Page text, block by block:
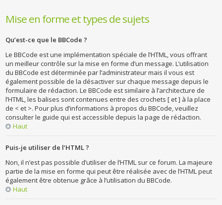
Mise en forme et types de sujets
Qu’est-ce que le BBCode ?
Le BBCode est une implémentation spéciale de l’HTML, vous offrant
un meilleur contrôle sur la mise en forme d’un message. L’utilisation
du BBCode est déterminée par l’administrateur mais il vous est
également possible de la désactiver sur chaque message depuis le
formulaire de rédaction. Le BBCode est similaire à l’architecture de
l’HTML, les balises sont contenues entre des crochets [ et ] à la place
de < et >. Pour plus d’informations à propos du BBCode, veuillez
consulter le guide qui est accessible depuis la page de rédaction.
Haut
Puis-je utiliser de l’HTML ?
Non, il n’est pas possible d’utiliser de l’HTML sur ce forum. La majeure
partie de la mise en forme qui peut être réalisée avec de l’HTML peut
également être obtenue grâce à l’utilisation du BBCode.
Haut